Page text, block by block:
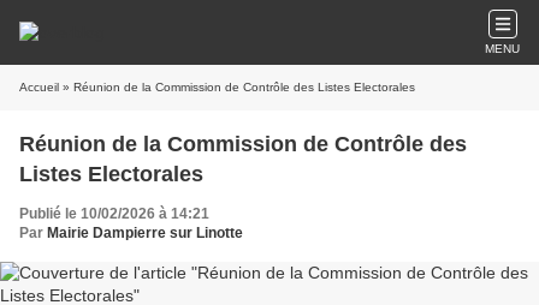
MENU
Accueil » Réunion de la Commission de Contrôle des Listes Electorales
Réunion de la Commission de Contrôle des
Listes Electorales
Publié le 10/02/2026 à 14:21
Par Mairie Dampierre sur Linotte